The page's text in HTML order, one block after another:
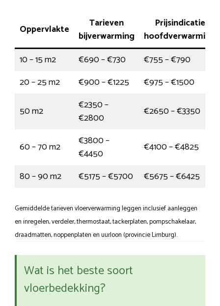
Oppervlakte
Tarieven
bijverwarming
Prijsindicatie
hoofdverwarming
10 – 15 m2
€690 – €730
€755 – €790
20 – 25 m2
€900 – €1225
€975 – €1500
50 m2
€2350 –
€2800
€2650 – €3350
60 – 70 m2
€3800 –
€4450
€4100 – €4825
80 – 90 m2
€5175 – €5700 €5675 – €6425
Gemiddelde tarieven vloerverwarming leggen inclusief aanleggen
en inregelen, verdeler, thermostaat, tackerplaten, pompschakelaar,
draadmatten, noppenplaten en uurloon (provincie Limburg).
Wat is het beste soort
vloerbedekking?